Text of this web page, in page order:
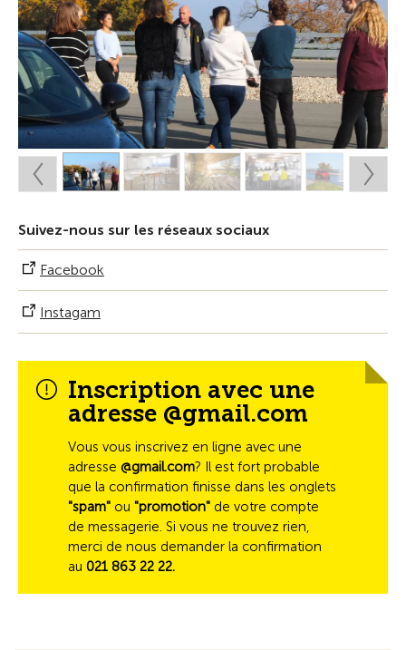
Suivez-nous sur les réseaux sociaux
Facebook
Instagam
Inscription avec une
adresse @gmail.com
Vous vous inscrivez en ligne avec une
adresse @gmail.com? Il est fort probable
que la confirmation finisse dans les onglets
"spam" ou "promotion" de votre compte
de messagerie. Si vous ne trouvez rien,
merci de nous demander la confirmation
au 021 863 22 22.